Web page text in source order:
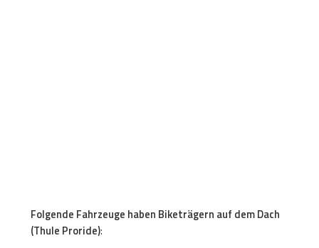
Folgende Fahrzeuge haben Biketrägern auf dem Dach
(Thule Proride):